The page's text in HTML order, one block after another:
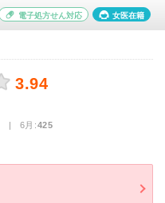
電子処方せん対応 女医在籍
3.94
| 6月:425